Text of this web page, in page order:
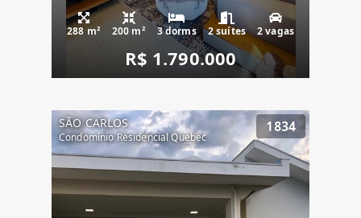
288 m² 200 m² 3 dorms 2 suítes 2 vagas
R$ 1.790.000
SÃO CARLOS
Condomínio Residencial Quebec
1834